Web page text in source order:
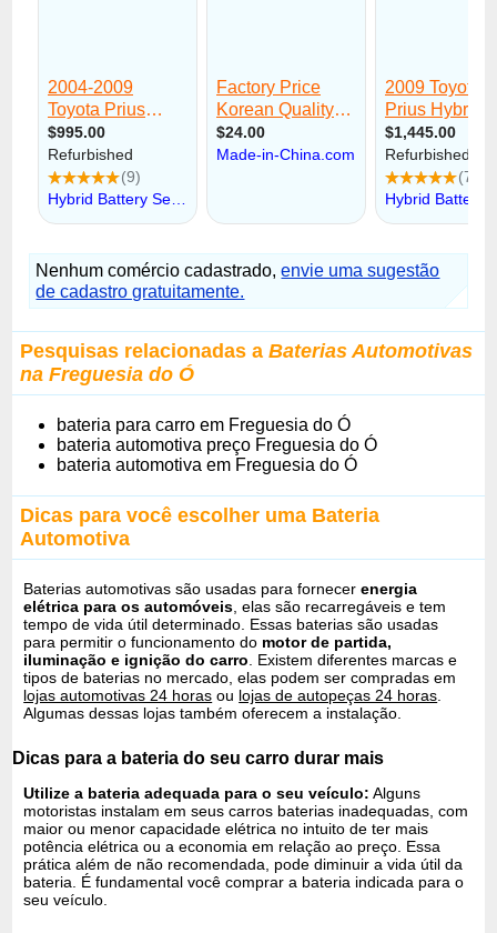
Nenhum comércio cadastrado,envie uma sugestão
de cadastro gratuitamente.
Pesquisas relacionadas aBaterias Automotivas
na Freguesia do Ó
bateria para carro em Freguesia do Ó
bateria automotiva preço Freguesia do Ó
bateria automotiva em Freguesia do Ó
Dicas para você escolher uma Bateria
Automotiva
Baterias automotivas são usadas para fornecerenergia
elétrica para os automóveis , elas são recarregáveis e tem
tempo de vida útil determinado. Essas baterias são usadas
para permitir o funcionamento do motor de partida,
iluminação e ignição do carro . Existem diferentes marcas e
tipos de baterias no mercado, elas podem ser compradas em
lojas automotivas 24 horas ou lojas de autopeças 24 horas
Algumas dessas lojas também oferecem a instalação.
Dicas para a bateria do seu carro durar mais
Utilize a bateria adequada para o seu veículo: Alguns
motoristas instalam em seus carros baterias inadequadas, com
maior ou menor capacidade elétrica no intuito de ter mais
potência elétrica ou a economia em relação ao preço. Essa
prática além de não recomendada, pode diminuir a vida útil da
bateria. É fundamental você comprar a bateria indicada para o
seu veículo.